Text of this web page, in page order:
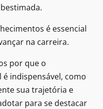
é essencial
na carreira.
por que o
indispensável, como
sua trajetória e
para se destacar